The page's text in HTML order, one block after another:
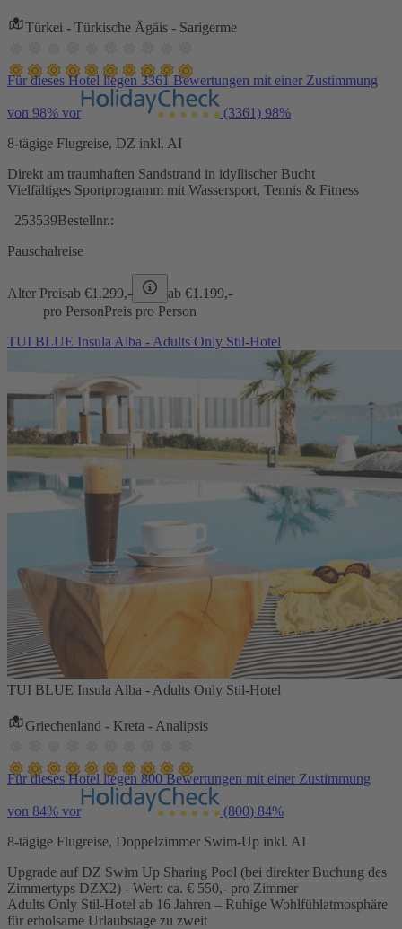
Türkei - Türkische Ägäis - Sarigerme
Für dieses Hotel liegen 3361 Bewertungen mit einer Zustimmung
von 98% vor (3361) 98%
8-tägige Flugreise, DZ inkl. AI
Direkt am traumhaften Sandstrand in idyllischer Bucht
Vielfältiges Sportprogramm mit Wassersport, Tennis & Fitness
253539Bestellnr.:
Pauschalreise
Alter Preisab €1.299,- ab €1.199,-
pro PersonPreis pro Person
TUI BLUE Insula Alba - Adults Only Stil-Hotel
TUI BLUE Insula Alba - Adults Only Stil-Hotel
Griechenland - Kreta - Analipsis
Für dieses Hotel liegen 800 Bewertungen mit einer Zustimmung
von 84% vor (800) 84%
8-tägige Flugreise, Doppelzimmer Swim-Up inkl. AI
Upgrade auf DZ Swim Up Sharing Pool (bei direkter Buchung des
Zimmertyps DZX2) - Wert: ca. € 550,- pro Zimmer
Adults Only Stil-Hotel ab 16 Jahren – Ruhige Wohlfühlatmosphäre
für erholsame Urlaubstage zu zweit